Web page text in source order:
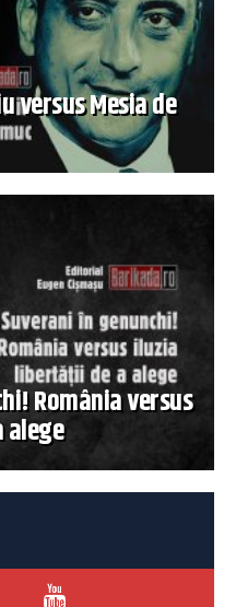
versus Mesia de
România versus